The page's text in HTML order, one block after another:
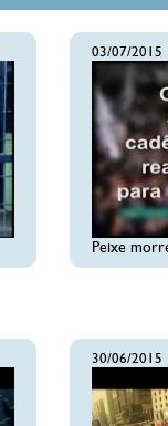
03/07/2015
Peixe
30/06/2015